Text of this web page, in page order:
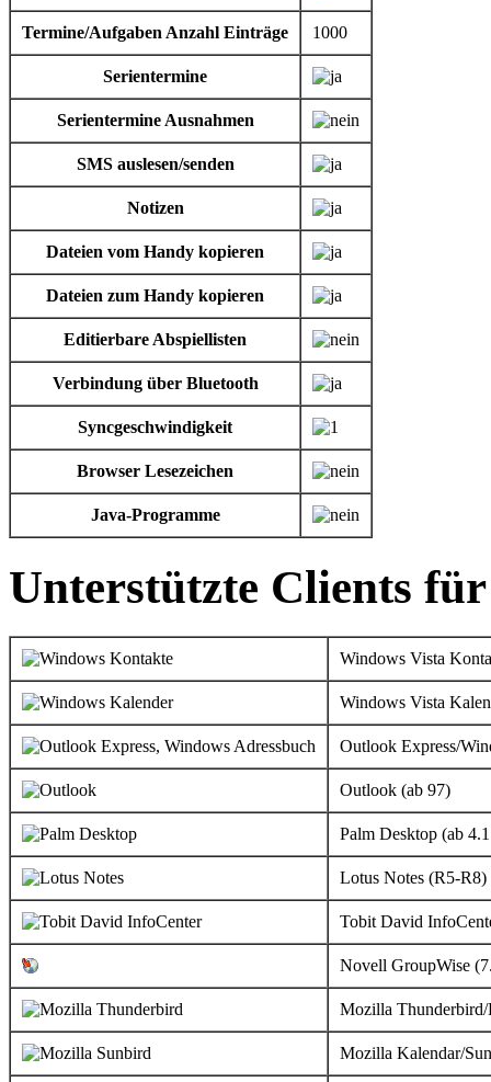
Termine/Aufgaben Anzahl Einträge 1000
Serientermine
Serientermine Ausnahmen
SMS auslesen/senden
Notizen
Dateien vom Handy kopieren
Dateien zum Handy kopieren
Editierbare Abspiellisten
Verbindung über Bluetooth
Syncgeschwindigkeit
Browser Lesezeichen
Java-Programme
Unterstützte Clients
Windows Vista
Windows Vista
Outlook Express/
Outlook (ab 97)
Palm Desktop (ab
Lotus Notes (R5-R8)
Tobit David
Novell GroupWise
Mozilla
Mozilla Kalendar/